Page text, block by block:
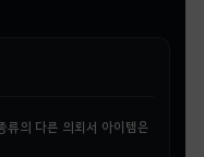
류의 다른 의뢰서 아이템은